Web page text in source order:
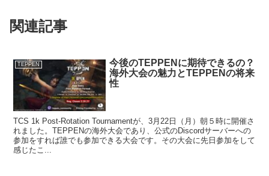
関連記事
TEPPEN
今後のTEPPENに期待できるの？
海外大会の魅力とTEPPENの将来
性
TCS 1k Post-Rotation Tournamentが、3月22日（月）朝５時に開催さ
れました。TEPPENの海外大会であり、公式のDiscordサーバーへの
参加をすれば誰でも参加できる大会です。その大会に先日参加をして
感じたこ...